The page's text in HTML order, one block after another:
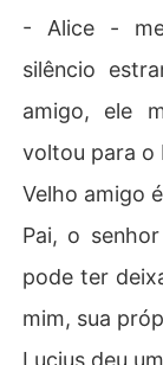
- Alice -
silêncio
amigo, ele
voltou para o
Velho amigo
Pai, o
pode ter
mim, sua
Lucius deu